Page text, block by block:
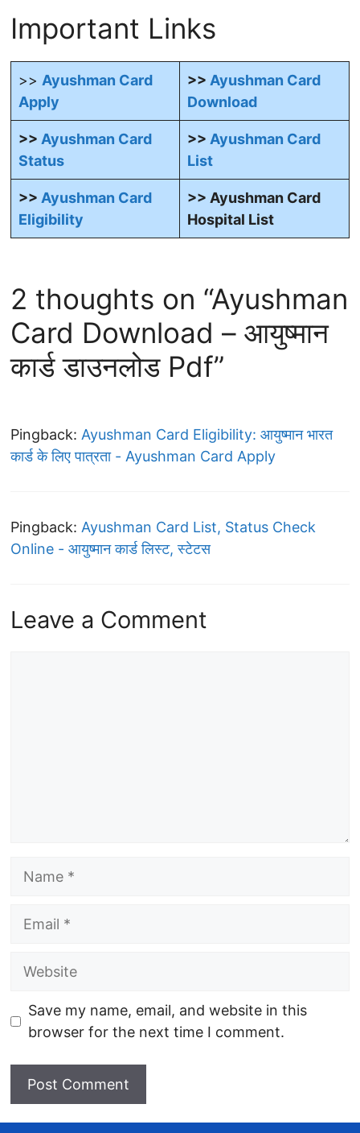
Important Links
>> Ayushman Card
Apply
>> Ayushman Card
Download
>> Ayushman Card
Status
>> Ayushman Card
List
>> Ayushman Card
Eligibility
>> Ayushman Card
Hospital List
2 thoughts on “Ayushman
Card Download – आयुष्मान
कार्ड डाउनलोड Pdf”
Pingback: Ayushman Card Eligibility: आयुष्मान भारत
कार्ड के लिए पात्रता - Ayushman Card Apply
Pingback: Ayushman Card List, Status Check
Online - आयुष्मान कार्ड लिस्ट, स्टेटस
Leave a Comment
Website
Save my name, email, and website in this
browser for the next time I comment.